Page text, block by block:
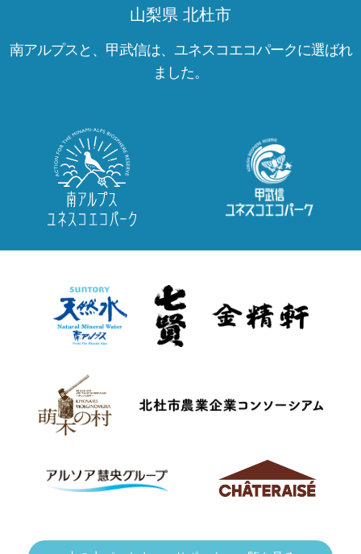
山梨県 北杜市
南アルプスと、甲武信は、ユネスコエコパークに選ばれ
ました。